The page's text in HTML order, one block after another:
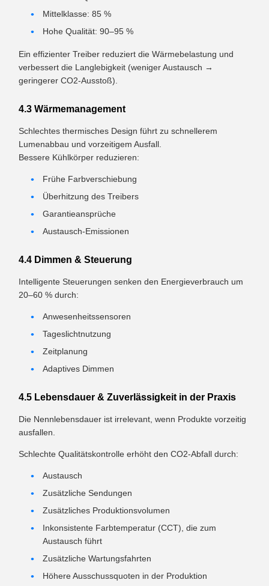
Mittelklasse: 85 %
Hohe Qualität: 90–95 %
Ein effizienter Treiber reduziert die Wärmebelastung und
verbessert die Langlebigkeit (weniger Austausch →
geringerer CO2-Ausstoß).
4.3 Wärmemanagement
Schlechtes thermisches Design führt zu schnellerem
Lumenabbau und vorzeitigem Ausfall.
Bessere Kühlkörper reduzieren:
Frühe Farbverschiebung
Überhitzung des Treibers
Garantieansprüche
Austausch-Emissionen
4.4 Dimmen & Steuerung
Intelligente Steuerungen senken den Energieverbrauch um
20–60 % durch:
Anwesenheitssensoren
Tageslichtnutzung
Zeitplanung
Adaptives Dimmen
4.5 Lebensdauer & Zuverlässigkeit in der Praxis
Die Nennlebensdauer ist irrelevant, wenn Produkte vorzeitig
ausfallen.
Schlechte Qualitätskontrolle erhöht den CO2-Abfall durch:
Austausch
Zusätzliche Sendungen
Zusätzliches Produktionsvolumen
Inkonsistente Farbtemperatur (CCT), die zum
Austausch führt
Zusätzliche Wartungsfahrten
Höhere Ausschussquoten in der Produktion